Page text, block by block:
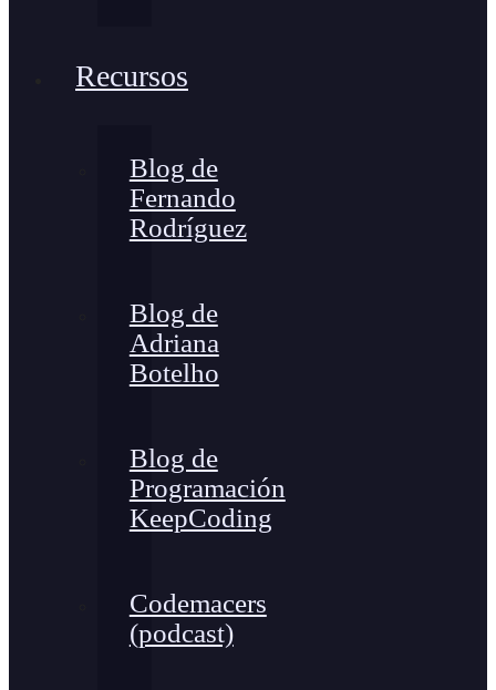
Recursos
Blog de
Fernando
Rodríguez
Blog de
Adriana
Botelho
Blog de
Programación
KeepCoding
Codemacers
(podcast)